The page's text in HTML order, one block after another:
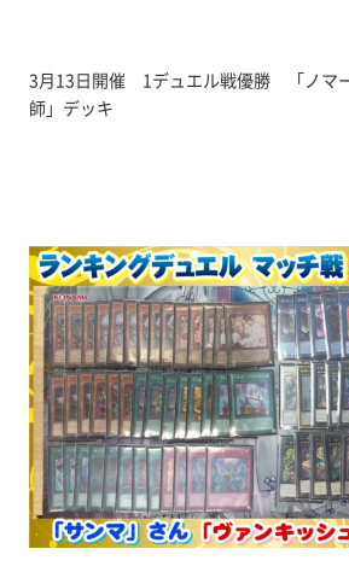
3月13日開催 1デュエル戦優勝 「ノマ
師」デッキ